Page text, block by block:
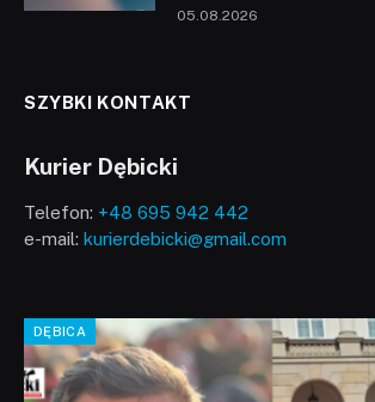
05.08.2026
SZYBKI KONTAKT
Kurier Dębicki
Telefon: +48 695 942 442
e-mail: kurierdebicki@gmail.com
DĘBICA